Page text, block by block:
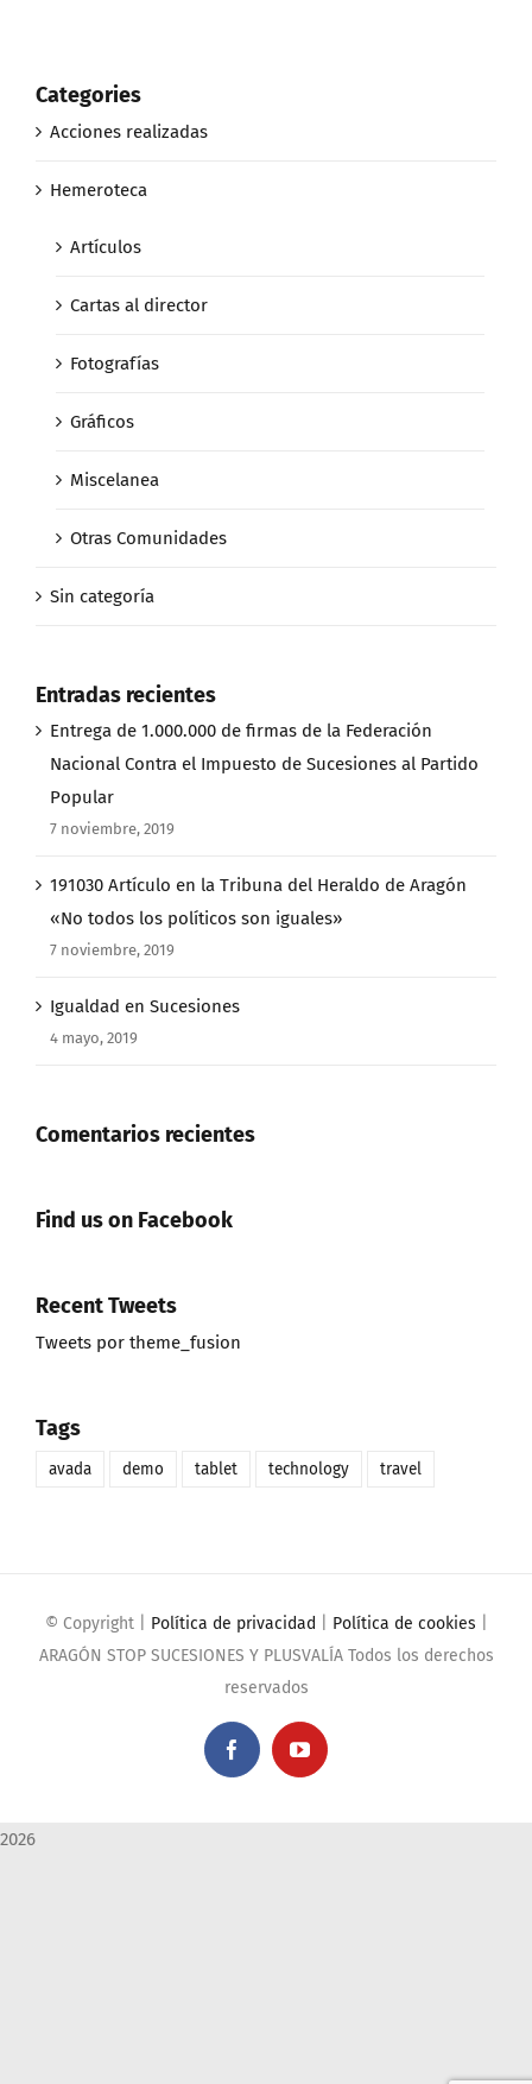
Categories
Acciones realizadas
Hemeroteca
Artículos
Cartas al director
Fotografías
Gráficos
Miscelanea
Otras Comunidades
Sin categoría
Entradas recientes
Entrega de 1.000.000 de firmas de la Federación
Nacional Contra el Impuesto de Sucesiones al Partido
Popular
7 noviembre, 2019
191030 Artículo en la Tribuna del Heraldo de Aragón
«No todos los políticos son iguales»
7 noviembre, 2019
Igualdad en Sucesiones
4 mayo, 2019
Comentarios recientes
Find us on Facebook
Recent Tweets
Tweets por theme_fusion
Tags
avada demo tablet technology travel
© Copyright Política de privacidad Política de cookies
ARAGÓN STOP SUCESIONES Y PLUSVALÍA Todos los derechos
reservados
FacebookYouTube
2026